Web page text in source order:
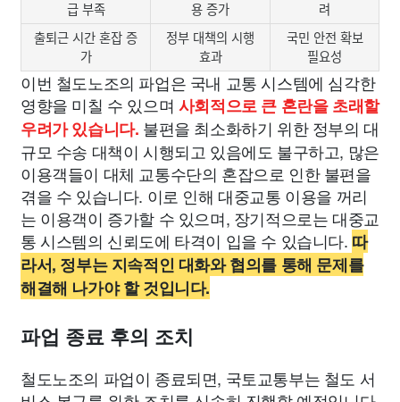
급 부족
용 증가
려
출퇴근 시간 혼잡 증
가
정부 대책의 시행
효과
국민 안전 확보
필요성
이번 철도노조의 파업은 국내 교통 시스템에 심각한
영향을 미칠 수 있으며 사회적으로 큰 혼란을 초래할
우려가 있습니다. 불편을 최소화하기 위한 정부의 대
규모 수송 대책이 시행되고 있음에도 불구하고, 많은
이용객들이 대체 교통수단의 혼잡으로 인한 불편을
겪을 수 있습니다. 이로 인해 대중교통 이용을 꺼리
는 이용객이 증가할 수 있으며, 장기적으로는 대중교
통 시스템의 신뢰도에 타격이 입을 수 있습니다. 따
라서, 정부는 지속적인 대화와 협의를 통해 문제를
해결해 나가야 할 것입니다.
파업 종료 후의 조치
철도노조의 파업이 종료되면, 국토교통부는 철도 서